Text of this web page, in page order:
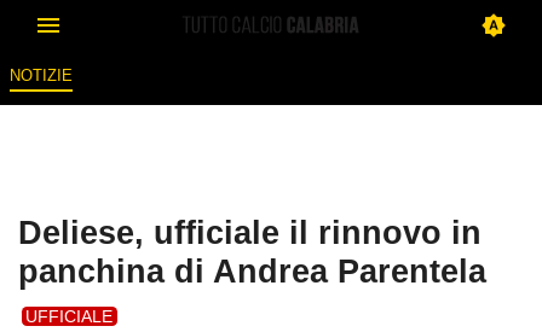
NOTIZIE
Deliese, ufficiale il rinnovo in
panchina di Andrea Parentela
UFFICIALE